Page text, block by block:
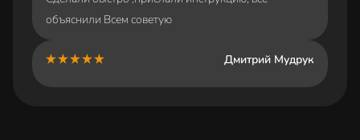
объяснили Всем советую
Дмитрий Мудрук